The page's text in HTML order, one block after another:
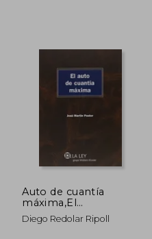
Auto de cuantía
máxima,El
(Monografías Proceso
Civil Práctico)
Diego Redolar Ripoll